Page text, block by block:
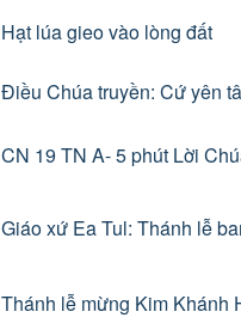
Hạt lúa gieo vào lòng đất
Điều Chúa truyền: Cứ yên
CN 19 TN A- 5 phút Lời
Giáo xứ Ea Tul: Thánh lễ
Thánh lễ mừng Kim Khánh